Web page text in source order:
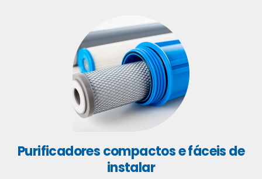
Purificadores compactos e fáceis de
instalar